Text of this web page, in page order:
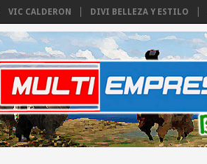
VIC CALDERON DIVI BELLEZA Y ESTILO